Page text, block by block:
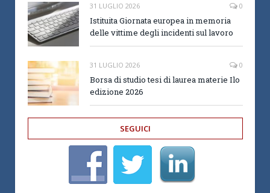
31 LUGLIO 2026 0
Istituita Giornata europea in memoria
delle vittime degli incidenti sul lavoro
31 LUGLIO 2026 0
Borsa di studio tesi di laurea materie Ilo
edizione 2026
SEGUICI